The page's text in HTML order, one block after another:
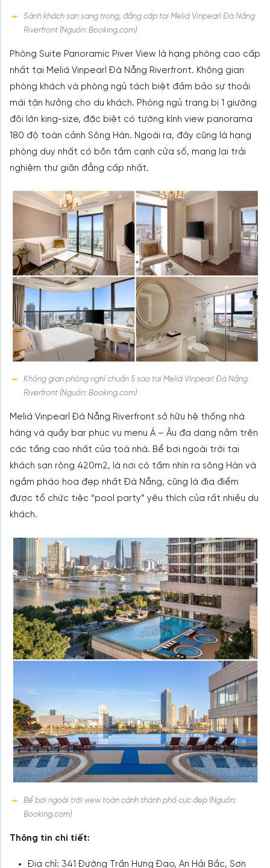
Sảnh khách sạn sang trọng, đẳng cấp tại Meliá Vinpearl Đà Nẵng
Riverfront (Nguồn: Booking.com)
Phòng Suite Panoramic Piver View là hạng phòng cao cấp
nhất tại Meliá Vinpearl Đà Nẵng Riverfront. Không gian
phòng khách và phòng ngủ tách biệt đảm bảo sự thoải
mái tận hưởng cho du khách. Phòng ngủ trang bị 1 giường
đôi lớn king-size, đặc biệt có tường kính view panorama
180 độ toàn cảnh Sông Hàn. Ngoài ra, đây cũng là hạng
phòng duy nhất có bồn tắm cạnh cửa số, mang lại trải
nghiệm thư giãn đẳng cấp nhất.
Không gian phòng nghỉ chuẩn 5 sao tại Meliá Vinpearl Đà Nẵng
Riverfront (Nguồn: Booking.com)
Meliá Vinpearl Đà Nẵng Riverfront sở hữu hệ thống nhà
hàng và quầy bar phục vụ menu Á – Âu đa dạng nằm trên
các tầng cao nhất của toà nhà. Bể bơi ngoài trời tại
khách sạn rộng 420m2, là nơi có tầm nhìn ra sông Hàn và
ngắm pháo hoa đẹp nhất Đà Nẵng, cũng là địa điểm
được tổ chức tiệc “pool party” yêu thích của rất nhiều du
khách.
Bể bơi ngoài trời view toàn cảnh thành phố cực đẹp (Nguồn:
Booking.com)
Thông tin chi tiết:
Địa chỉ: 341 Đường Trần Hưng Đạo, An Hải Bắc, Sơn